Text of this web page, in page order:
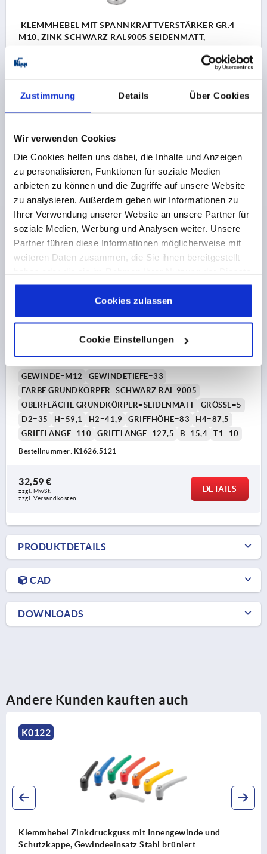
Zustimmung Details Über Cookies
Wir verwenden Cookies
Die Cookies helfen uns dabei, die Inhalte und Anzeigen
zu personalisieren, Funktionen für soziale Medien
anbieten zu können und die Zugriffe auf unsere Website
zu analysieren. Außerdem geben wir Informationen zu
Ihrer Verwendung unserer Website an unsere Partner für
soziale Medien, Werbung und Analysen weiter. Unsere
Partner führen diese Informationen möglicherweise mit
weiteren Daten zusammen, die Sie ihnen bereitgestellt
gesammelt haben.Cookie Richtlinien
Datenschutz|AGB
Cookies zulassen
Cookie Einstellungen
KLEMMHEBEL MIT SPANNKRAFTVERSTÄRKER GR.4
M10, ZINK SCHWARZ RAL9005 SEIDENMATT,
OBERFLÄCHE GRUNDKÖRPER=SEIDENMATT
GRÖSSE=4
D2=30
H=53,1 H2=37,2
29,66 €
zzgl. MwSt.
DETAILS
K1626 SE
M12, ZINK SCHWARZ RAL9005 SEIDENMATT,
KOMP:EDELSTAHL BLANK
GEWINDE=M12
GEWINDETIEFE=33
FARBE GRUNDKÖRPER=SCHWARZ RAL 9005
OBERFLÄCHE GRUNDKÖRPER=SEIDENMATT
GRÖSSE=5
D2=35
H=59,1 H2=41,9 GRIFFHÖHE=83
H4=87,5
GRIFFLÄNGE=110
GRIFFLÄNGE=127,5 B=15,4 T1=10
Bestellnummer: K1626.5121
32,59 €
zzgl. MwSt.
zzgl. Versandkosten
DETAILS
PRODUKTDETAILS
CAD
DOWNLOADS
Andere Kunden kauften auch
K0122
Klemmhebel Zinkdruckguss mit Innengewinde und
Schutzkappe, Gewindeeinsatz Stahl brüniert